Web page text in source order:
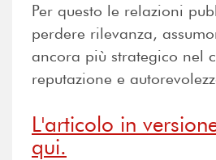
Per questo le relazioni
perdere rilevanza,
ancora più strategico nel
reputazione e
L'articolo in
qui.